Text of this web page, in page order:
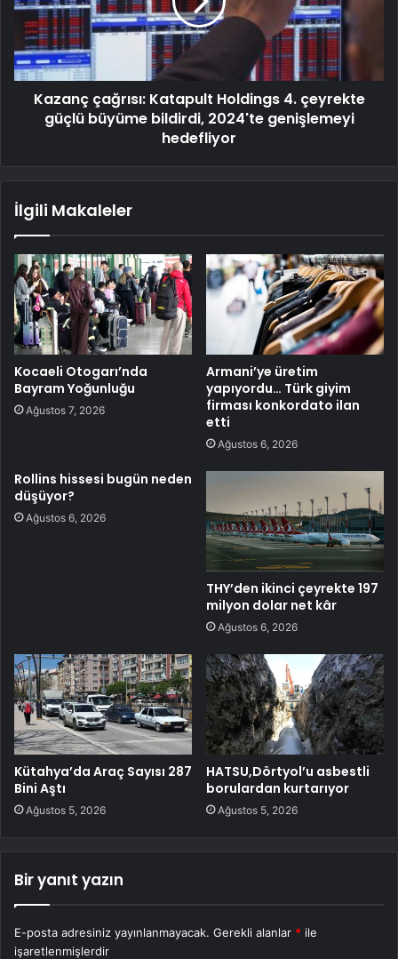
Kazanç çağrısı: Katapult Holdings 4. çeyrekte
güçlü büyüme bildirdi, 2024'te genişlemeyi
hedefliyor
İlgili Makaleler
Kocaeli Otogarı’nda
Bayram Yoğunluğu
Ağustos 7, 2026
Armani’ye üretim
yapıyordu… Türk giyim
firması konkordato ilan
etti
Ağustos 6, 2026
Rollins hissesi bugün neden
düşüyor?
Ağustos 6, 2026
THY’den ikinci çeyrekte 197
milyon dolar net kâr
Ağustos 6, 2026
Kütahya’da Araç Sayısı 287
Bini Aştı
Ağustos 5, 2026
HATSU,Dörtyol’u asbestli
borulardan kurtarıyor
Ağustos 5, 2026
Bir yanıt yazın
E-posta adresiniz yayınlanmayacak. Gerekli alanlar * ile
işaretlenmişlerdir